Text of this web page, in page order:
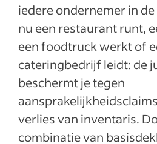
iedere ondernemer in
nu een restaurant runt,
een foodtruck werkt of
cateringbedrijf leidt: de
beschermt je tegen
verlies van inventaris.
combinatie van